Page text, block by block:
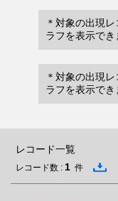
＊対象の出現
ラフを表示でき
＊対象の出現
ラフを表示でき
レコード一覧
レコード数 : 1 件